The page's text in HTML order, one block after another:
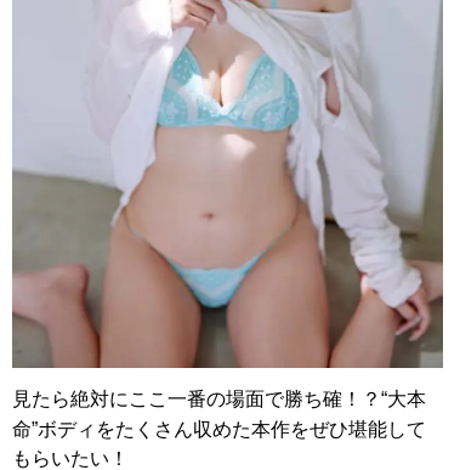
見たら絶対にここ一番の場面で勝ち確！？“大本
命”ボディをたくさん収めた本作をぜひ堪能して
もらいたい！